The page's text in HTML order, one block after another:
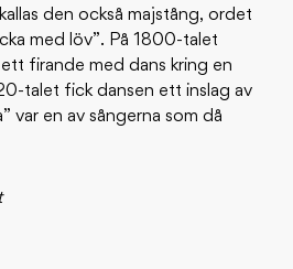
den också majstång, ordet
med löv”. På 1800-talet
firande med dans kring en
talet fick dansen ett inslag av
var en av sångerna som då